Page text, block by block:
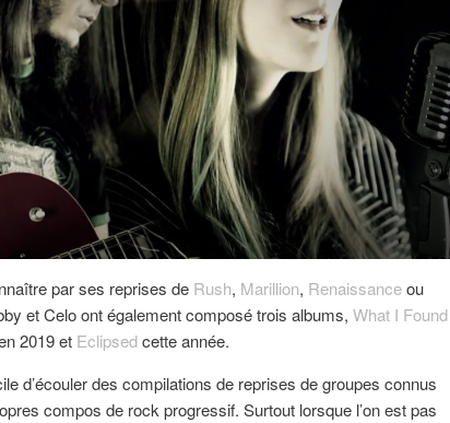
par ses reprises de Rush, Marillion, Renaissanceou
et Celo ont également composé trois albums, What I Found
2019 et Eclipsedcette année.
d’écouler des compilations de reprises de groupes connus
compos de rock progressif. Surtout lorsque l’on est pas